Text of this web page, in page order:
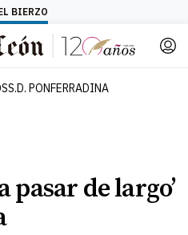
BIERZO
S.D. PONFERRADINA
pasar de largo’